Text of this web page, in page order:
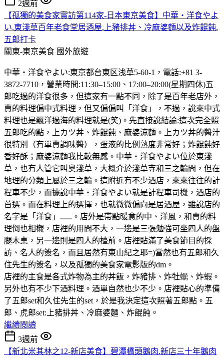
2週前
【孤獨的美食家實訪第114家-日本東京美食】中華・洋食やよ
い.東淺草百年老食堂居酒屋.上豬排丼、冷麻婆麵以及炸餛飩.
五郎打卡
關東-東京美食 國外旅遊
中華・洋食やよい:東京都台東区浅草5-60-1，電話:+81 3-
3872-7710，營業時間:11:30–15:00、17:00–20:00(星期四休)五
郎吃過的洋食很多，但這家有一點不同，除了是百年老店外，
賣的料理偏中式料理，但又偏偏叫「洋食」，不過，說來中式
料理也是飄洋過海的料理就是(笑)。先直接說結論:這次完全照
五郎吃的點，上カツ丼、炸餛飩、麻婆涼麵。上カツ丼的醬汁
很特別（有單賣調味醬），蛋液的比例熟度非常好；炸餛飩好
香好酥；麻婆涼麵我比較無感。中華・洋食やよい位於東淺
草，也有人管它叫奧淺草，大概介於淺草寺和三之輪間，但在
地理的分類上屬於三之輪。這附近有不少酒店，來來往往的計
程車不少，而據說中華・洋食やよい就是計程車司機，酒店的
首選。而在料理上的選擇，也就微微偏向是居酒屋，雖說店的
名字是「洋食」......。店外是帶點暖意的中、洋風，和賣的料
理倒也相櫬，店裡的用間不大，一邊是三張勉強可坐四人的盤
腿木桌，另一邊則是四人的檯前。店裡貼滿了美食節目的採
訪、名人的簽名，而且居然有東山紀之耶=)當然也有五郎和久
住先生的簽名，以及孤獨的美食家電影版的dm。
店裡的主食是各式炸物為主的丼飯，炸豬排、炸牡蠣、炸蝦。
另外也有不少下酒料理。酒單自然也少不少。店裡貼心的準備
了五郎set和久住先生的set，於是我決定這次照著五郎點。五
郎、虎郎set:上豬排丼、冷麻婆麵、炸餛飩。
繼續閱讀
3週前
【新北米其林之12-新店美食】碧潭橋頭鵝肉.新店三十年鵝肉